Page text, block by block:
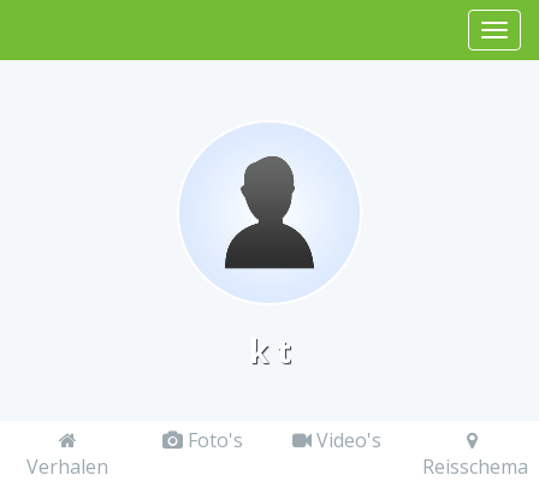
k t
Verhalen
Foto's
Video's
Reisschema